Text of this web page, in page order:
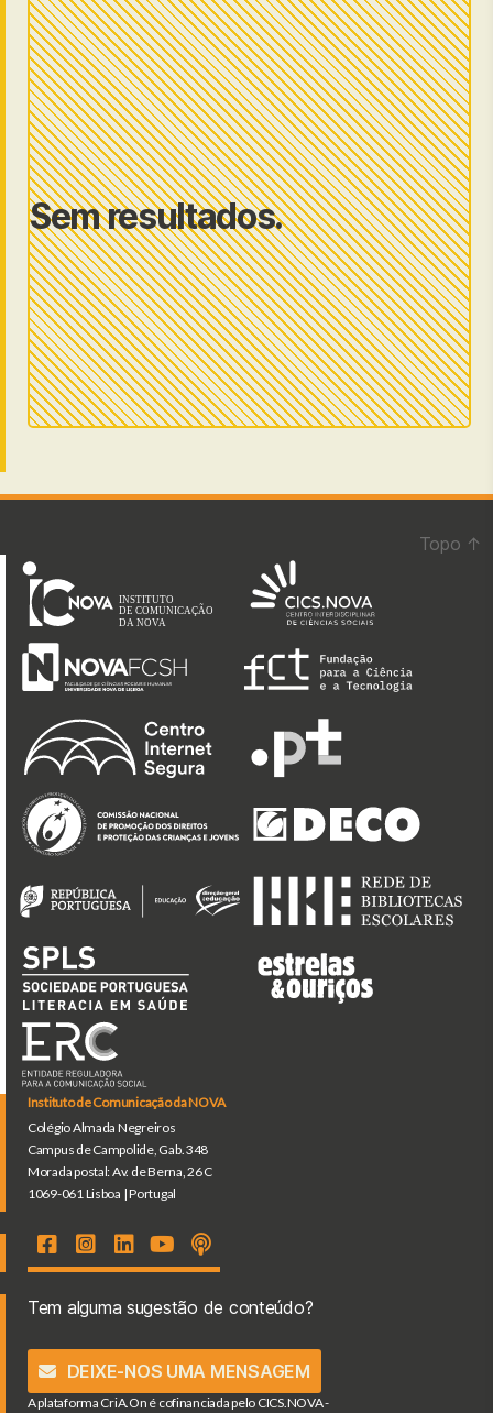
Sem resultados.
Topo ↑
Instituto de Comunicação da NOVA
Colégio Almada Negreiros
Campus de Campolide, Gab. 348
Morada postal: Av. de Berna, 26 C
1069-061 Lisboa | Portugal
Tem alguma sugestão de conteúdo?
DEIXE-NOS UMA MENSAGEM
A plataforma CriA.On é cofinanciada pelo CICS.NOVA -